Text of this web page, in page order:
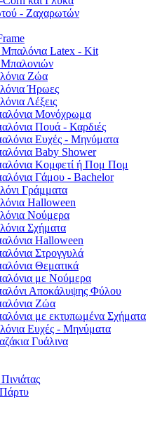
- Ζαχαρωτών
Μπαλόνια Latex - Kit
Ζώα
Ήρωες
Λέξεις
Μονόχρωμα
Πουά - Καρδιές
Ευχές - Μηνύματα
Baby Shower
Κομφετί ή Πομ Πομ
Γάμου - Bachelor
Γράμματα
Halloween
Νούμερα
Σχήματα
Halloween
Στρογγυλά
Θεματικά
με Νούμερα
Αποκάλυψης Φύλου
Ζώα
με εκτυπωμένα Σχήματα
Ευχές - Μηνύματα
Γυάλινα
Πάρτυ